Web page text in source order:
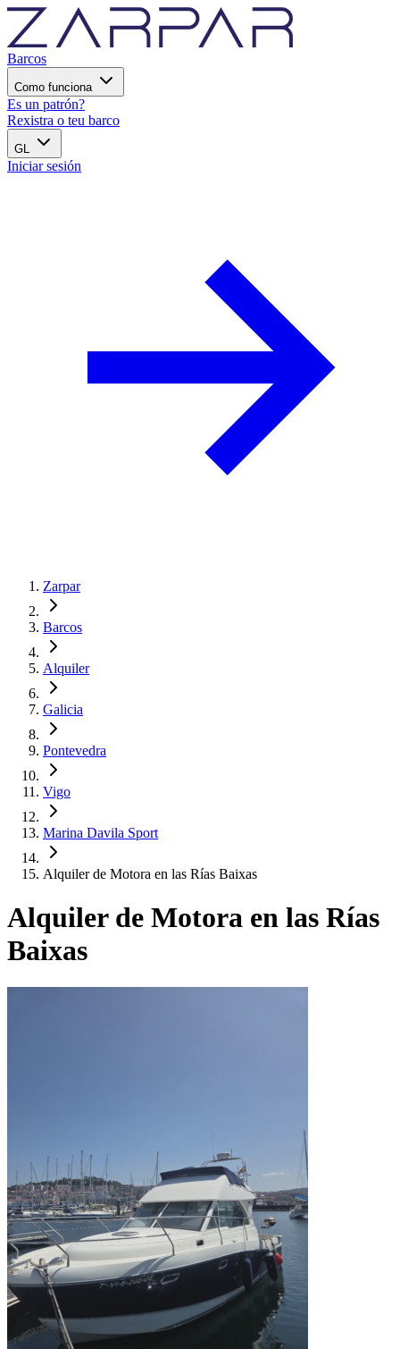
Barcos
Como funciona
Es un patrón?
Rexistra o teu barco
GL
Iniciar sesión
Zarpar
Barcos
Alquiler
Galicia
Pontevedra
Vigo
Marina Davila Sport
Alquiler de Motora en las Rías Baixas
Alquiler de Motora en las Rías
Baixas